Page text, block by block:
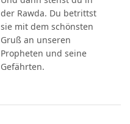
der Rawda. Du betrittst
sie mit dem schönsten
Gruß an unseren
Propheten und seine
Gefährten.